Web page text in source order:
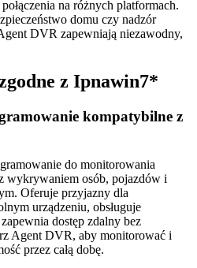
na różnych platformach.
domu czy nadzór
DVR zapewniają niezawodny,
z Ipnawin7*
kompatybilne z
do monitorowania
wykrywaniem osób, pojazdów i
Oferuje przyjazny dla
urządzeniu, obsługuje
dostęp zdalny bez
Agent DVR, aby monitorować i
przez całą dobę.